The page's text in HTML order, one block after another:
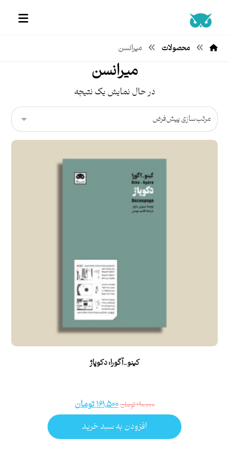
محصولات میرانسن
میرانسن
در حال نمایش یک نتیجه
کینو_آگورا: دکوپاژ
۱۹۰,۰۰۰تومان۱۶۱,۵۰۰تومان
افزودن به سبد خرید